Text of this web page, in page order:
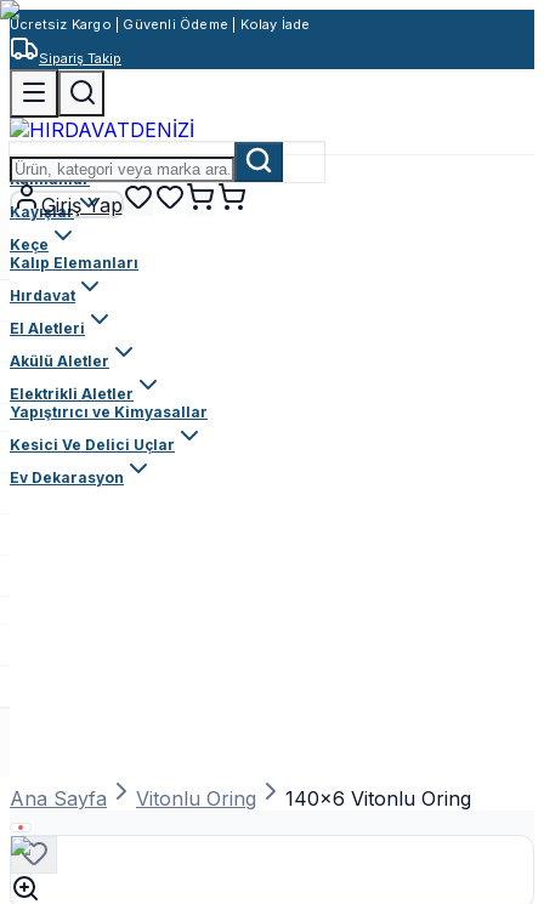
Ücretsiz Kargo | Güvenli Ödeme | Kolay İade
Sipariş Takip
Giriş Yap
Rulmanlar
Kayışlar
Keçe
Kalıp Elemanları
Hırdavat
El Aletleri
Akülü Aletler
Elektrikli Aletler
Yapıştırıcı ve Kimyasallar
Kesici Ve Delici Uçlar
Ev Dekarasyon
Ana Sayfa Vitonlu Oring 140x6 Vitonlu Oring